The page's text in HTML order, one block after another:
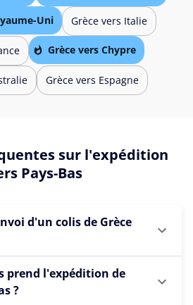
Uni Grèce vers Italie
Grèce vers Chypre
Grèce vers Espagne
sur l'expédition
Pays-Bas
d'un colis de Grèce
prend l'expédition de
?